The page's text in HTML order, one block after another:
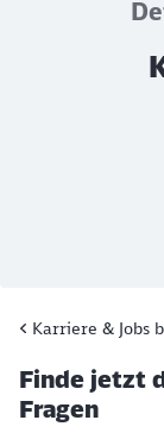
Ende des Sliders
Karriere & Jobs
19. März
Artikel:
Finde jetzt
Fragen